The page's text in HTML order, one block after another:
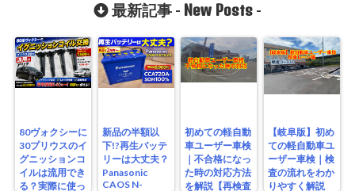
最新記事 - New Posts -
80ヴォクシーに
30プリウスのイ
グニッションコ
イルは流用でき
る？実際に使っ
新品の半額以
下!?再生バッテ
リーは大丈夫？
Panasonic
CAOS N-
初めての軽自動
車ユーザー車検
｜不合格になっ
た時の対応方法
を解説【再検査
【岐阜版】初め
ての軽自動車ユ
ーザー車検｜検
査の流れをわか
りやすく解説